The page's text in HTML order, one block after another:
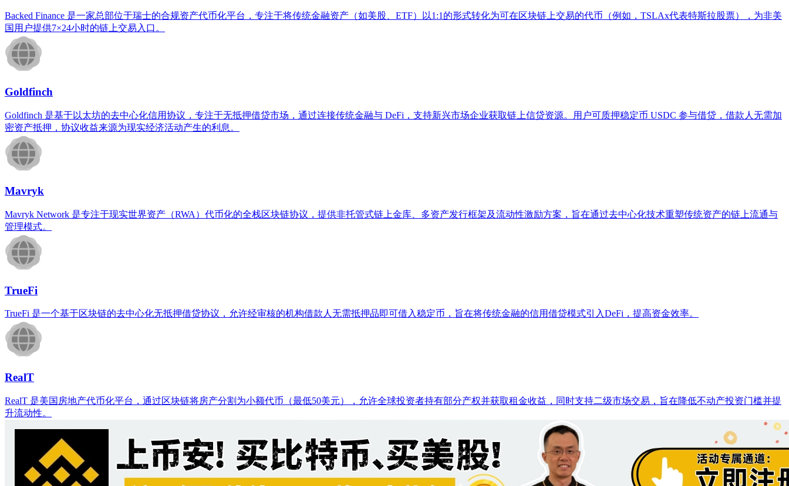
Backed Finance 是一家总部位于瑞士的合规资产代币化平台，专注于将传统金融资产（如美股、ETF）以1:1的形式转化为可在区块链上交易的代币（例如，TSLAx代表特斯拉股票），为非美
国用户提供7×24小时的链上交易入口。
Goldfinch
Goldfinch 是基于以太坊的去中心化信用协议，专注于无抵押借贷市场，通过连接传统金融与 DeFi，支持新兴市场企业获取链上信贷资源。用户可质押稳定币 USDC 参与借贷，借款人无需加
密资产抵押，协议收益来源为现实经济活动产生的利息。
Mavryk
Mavryk Network 是专注于现实世界资产（RWA）代币化的全栈区块链协议，提供非托管式链上金库、多资产发行框架及流动性激励方案，旨在通过去中心化技术重塑传统资产的链上流通与
管理模式。
TrueFi
TrueFi 是一个基于区块链的去中心化无抵押借贷协议，允许经审核的机构借款人无需抵押品即可借入稳定币，旨在将传统金融的信用借贷模式引入DeFi，提高资金效率。
RealT
RealT 是美国房地产代币化平台，通过区块链将房产分割为小额代币（最低50美元），允许全球投资者持有部分产权并获取租金收益，同时支持二级市场交易，旨在降低不动产投资门槛并提
升流动性。